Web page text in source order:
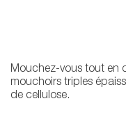
Mouchez-vous tout en
mouchoirs triples
de cellulose.